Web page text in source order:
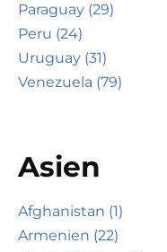
Paraguay (29)
Peru (24)
Uruguay (31)
Venezuela (79)
Asien
Afghanistan (1)
Armenien (22)